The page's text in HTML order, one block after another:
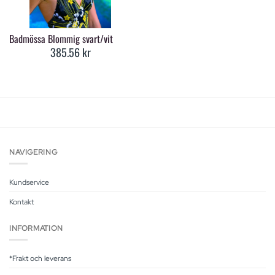
Badmössa Blommig svart/vit
385.56kr
NAVIGERING
Kundservice
Kontakt
INFORMATION
*Frakt och leverans